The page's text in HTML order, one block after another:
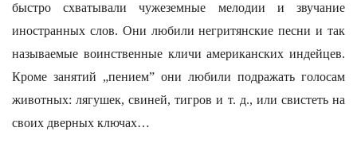
быстро схватывали чужеземные мелодии и звучание
иностранных слов. Они любили негритянские песни и так
называемые воинственные кличи американских индейцев.
Кроме занятий „пением” они любили подражать голосам
животных: лягушек, свиней, тигров и т. д., или свистеть на
своих дверных ключах…